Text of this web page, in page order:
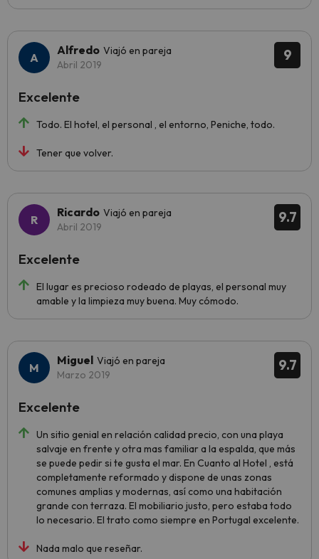
9
Alfredo Viajó en pareja
Abril 2019
Todo. El hotel, el personal , el entorno, Peniche, todo.
Tener que volver.
Excelente
9.7
Ricardo Viajó en pareja
Abril 2019
El lugar es precioso rodeado de playas, el personal muy
amable y la limpieza muy buena. Muy cómodo.
Excelente
9.7
Miguel Viajó en pareja
Marzo 2019
Un sitio genial en relación calidad precio, con una playa
salvaje en frente y otra mas familiar a la espalda, que más
se puede pedir si te gusta el mar. En Cuanto al Hotel , está
completamente reformado y dispone de unas zonas
comunes amplias y modernas, así como una habitación
grande con terraza. El mobiliario justo, pero estaba todo
lo necesario. El trato como siempre en Portugal excelente.
Nada malo que reseñar.
Excelente